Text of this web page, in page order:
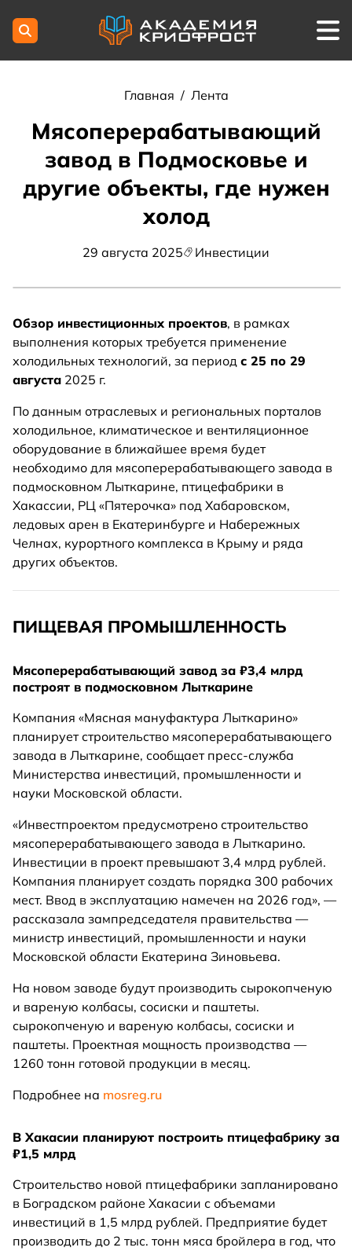
Главная / Лента
Мясоперерабатывающий
завод в Подмосковье и
другие объекты, где нужен
холод
29 августа 2025 Инвестиции
Обзор инвестиционных проектов, в рамках
выполнения которых требуется применение
холодильных технологий, за период с 25 по 29
августа 2025 г.
По данным отраслевых и региональных порталов
холодильное, климатическое и вентиляционное
оборудование в ближайшее время будет
необходимо для мясоперерабатывающего завода в
подмосковном Лыткарине, птицефабрики в
Хакассии, РЦ «Пятерочка» под Хабаровском,
ледовых арен в Екатеринбурге и Набережных
Челнах, курортного комплекса в Крыму и ряда
других объектов.
ПИЩЕВАЯ ПРОМЫШЛЕННОСТЬ
Мясоперерабатывающий завод за ₽3,4 млрд
построят в подмосковном Лыткарине
Компания «Мясная мануфактура Лыткарино»
планирует строительство мясоперерабатывающего
завода в Лыткарине, сообщает пресс-служба
Министерства инвестиций, промышленности и
науки Московской области.
«Инвестпроектом предусмотрено строительство
мясоперерабатывающего завода в Лыткарино.
Инвестиции в проект превышают 3,4 млрд рублей.
Компания планирует создать порядка 300 рабочих
мест. Ввод в эксплуатацию намечен на 2026 год», —
рассказала зампредседателя правительства —
министр инвестиций, промышленности и науки
Московской области Екатерина Зиновьева.
На новом заводе будут производить сырокопченую
и вареную колбасы, сосиски и паштеты.
сырокопченую и вареную колбасы, сосиски и
паштеты. Проектная мощность производства —
1260 тонн готовой продукции в месяц.
Подробнее на mosreg.ru
В Хакасии планируют построить птицефабрику за
₽1,5 млрд
Строительство новой птицефабрики запланировано
в Боградском районе Хакасии с объемами
инвестиций в 1,5 млрд рублей. Предприятие будет
производить до 2 тыс. тонн мяса бройлера в год, что